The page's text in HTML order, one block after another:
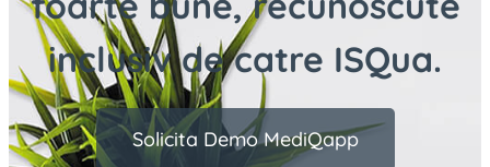
inclusiv decatre ISQua.
Solicita Demo MediQapp